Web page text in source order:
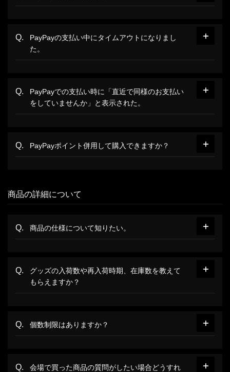
PayPayの支払い中にタイムアウトになりまし
た。
PayPayでの支払い時に「直近で同様のお支払い
をしていませんか」と表示された。
PayPayポイント併用して購入できますか？
商品の詳細について
商品の仕様について知りたい。
グッズの入荷数や再入荷時期、在庫数を教えて
もらえますか？
個数制限はありますか？
会場で買った商品の質問がしたい場合どうすれ